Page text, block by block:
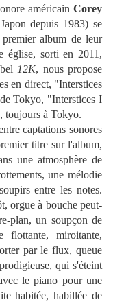
américain Corey
depuis 1983) se
album de leur
église, sorti en 2011,
12K, nous propose
en direct, "Interstices
Tokyo, "Interstices I
, toujours à Tokyo.
captations sonores
titre sur l'album,
une atmosphère de
une mélodie
entre les notes.
orgue à bouche peut-
plan, un soupçon de
flottante, miroitante,
par le flux, queue
qui s'éteint
le piano pour une
habitée, habillée de